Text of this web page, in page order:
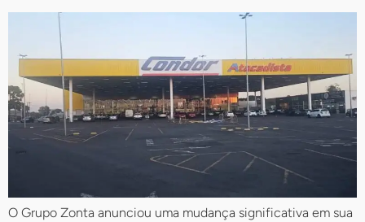
O Grupo Zonta anunciou uma mudança significativa em sua